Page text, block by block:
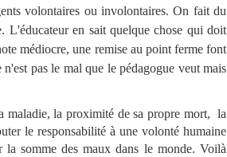
volontaires ou involontaires. On fait du
L'éducateur en sait quelque chose qui doit
médiocre, une remise au point ferme font
pas le mal que le pédagogue veut mais
la proximité de sa propre mort, la
le responsabilité à une volonté humaine
la somme des maux dans le monde. Voilà